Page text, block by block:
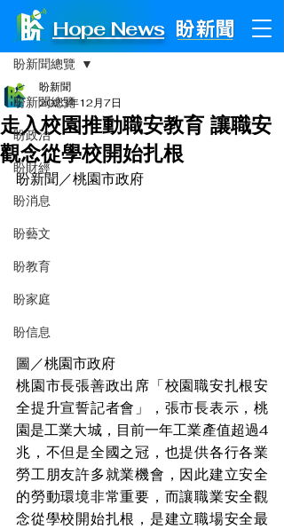
Hope News
文章
盼新聞總覽
盼政治
盼財經
盼消息
盼藝文
盼教育
盼家庭
盼信息
盼新聞總覽
走入校園推動職安教育 讓職安
觀念從學校開始扎根
盼新聞
2023年12月7日
盼新聞／桃園市政府
圖／桃園市政府
桃園市長張善政出席「校園職安扎根安
全提升宣誓記者會」，張市長表示，桃
園是工業大城，目前一年工業產值超過4
兆，不但是全國之冠，也提供各行各業
勞工朋友許多就業機會，因此建立安全
的勞動環境非常重要，而讓職業安全觀
念從學校開始扎根，是建立職場安全最